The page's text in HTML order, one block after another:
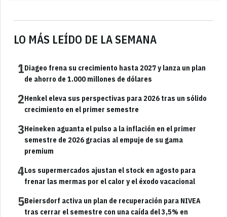
LO MÁS LEÍDO DE LA SEMANA
1Diageo frena su crecimiento hasta 2027 y lanza un plan
de ahorro de 1.000 millones de dólares
2Henkel eleva sus perspectivas para 2026 tras un sólido
crecimiento en el primer semestre
3Heineken aguanta el pulso a la inflación en el primer
semestre de 2026 gracias al empuje de su gama
premium
4Los supermercados ajustan el stock en agosto para
frenar las mermas por el calor y el éxodo vacacional
5Beiersdorf activa un plan de recuperación para NIVEA
tras cerrar el semestre con una caída del 3,5% en